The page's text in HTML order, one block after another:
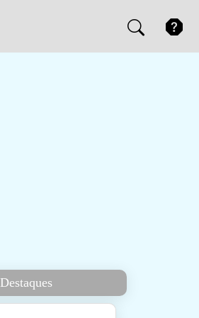
Destaques